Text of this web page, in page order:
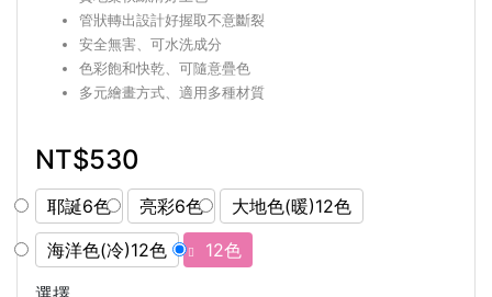
管狀轉出設計好握取不意斷裂
安全無害、可水洗成分
色彩飽和快乾、可隨意疊色
多元繪畫方式、適用多種材質
NT$530
耶誕6色 亮彩6色
大地色(暖)12色
海洋色(冷)12色
12色